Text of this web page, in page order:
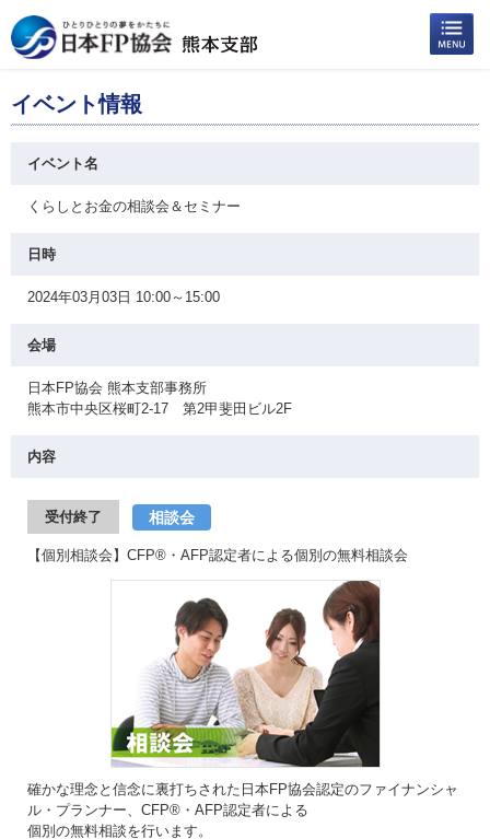
イベント情報
イベント名
くらしとお金の相談会＆セミナー
日時
2024年03月03日 10:00～15:00
会場
日本FP協会 熊本支部事務所
熊本市中央区桜町2-17 第2甲斐田ビル2F
内容
受付終了 相談会
【個別相談会】CFP®・AFP認定者による個別の無料相談会
確かな理念と信念に裏打ちされた日本FP協会認定のファイナンシャ
ル・プランナー、CFP®・AFP認定者による
個別の無料相談を行います。